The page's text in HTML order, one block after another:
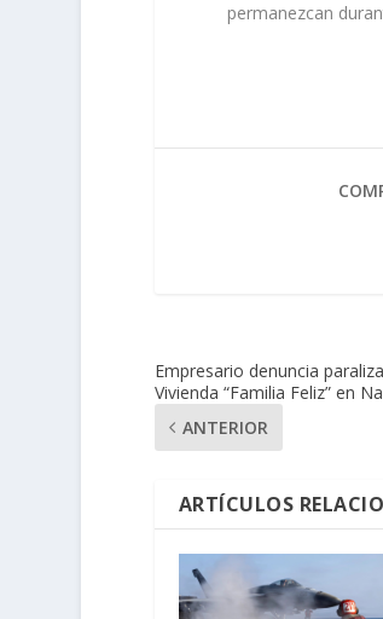
permanezcan
Empresario denuncia
Vivienda “Familia Feliz” en
ANTERIOR
ARTÍCULOS